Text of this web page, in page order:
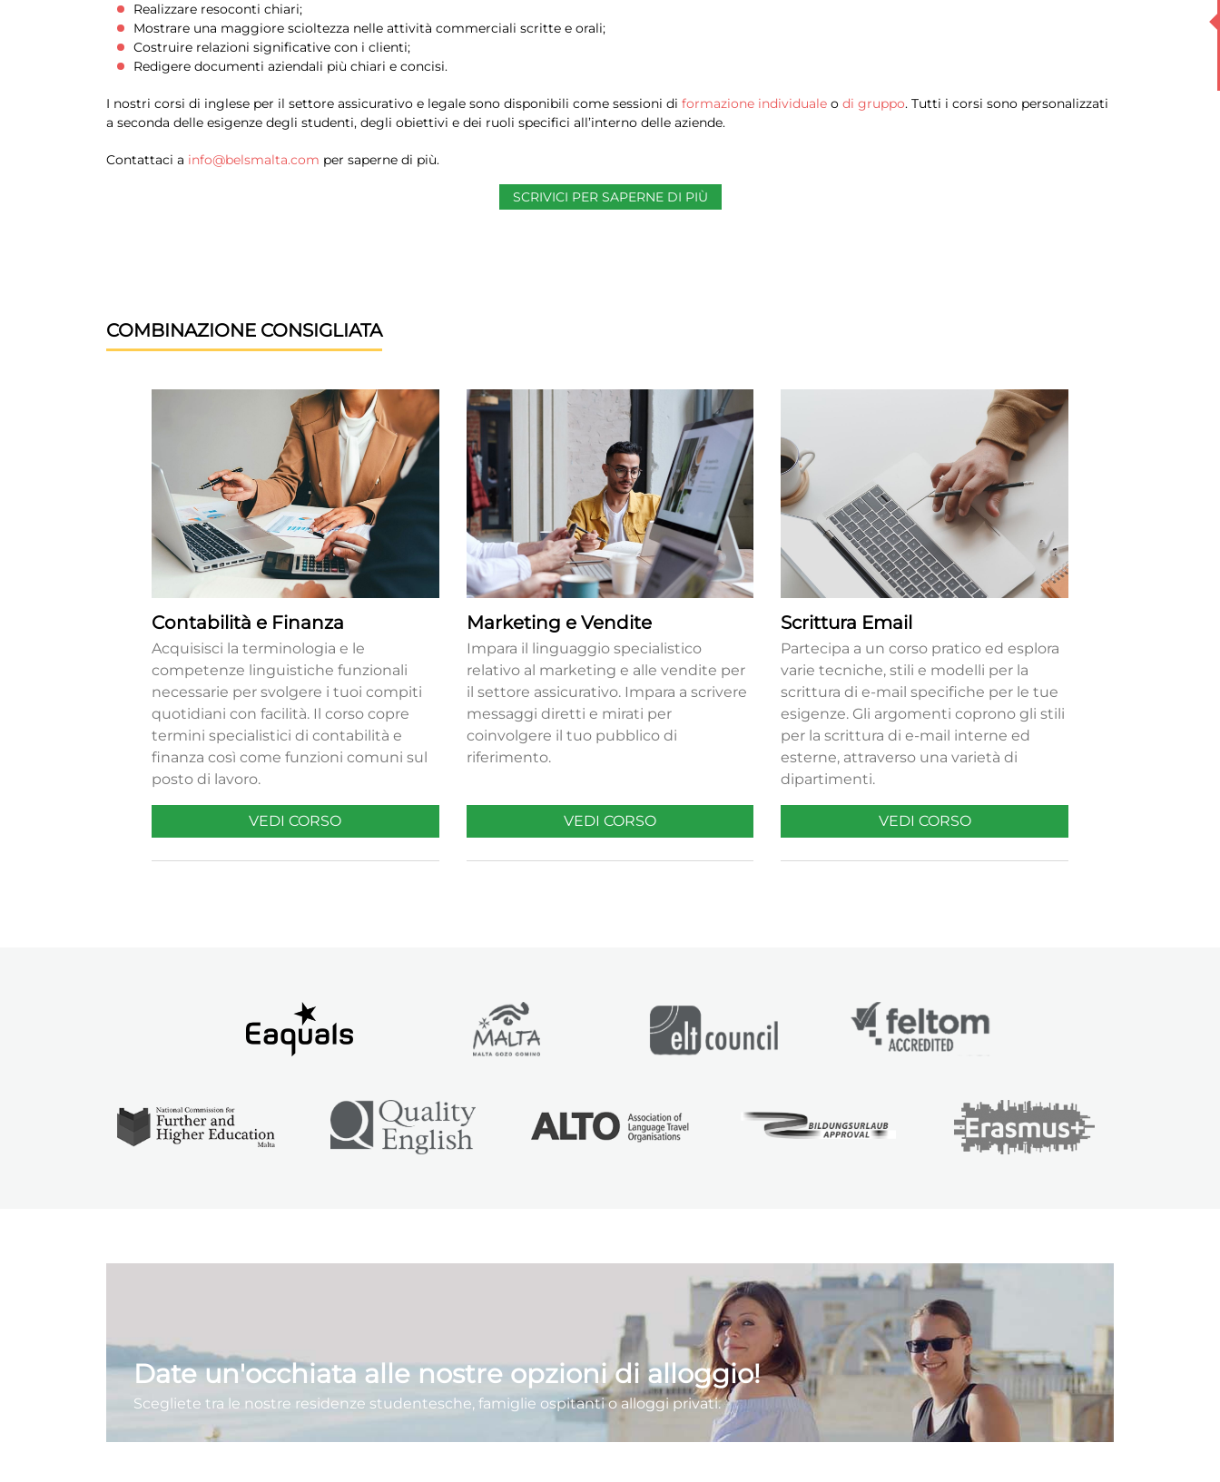
Realizzare resoconti chiari;
Mostrare una maggiore scioltezza nelle attività commerciali scritte e orali;
Costruire relazioni significative con i clienti;
Redigere documenti aziendali più chiari e concisi.
I nostri corsi di inglese per il settore assicurativo e legale sono disponibili come sessioni di formazione individuale o di gruppo. Tutti i corsi sono personalizzati
a seconda delle esigenze degli studenti, degli obiettivi e dei ruoli specifici all’interno delle aziende.
Contattaci a info@belsmalta.com per saperne di più.
SCRIVICI PER SAPERNE DI PIÙ
COMBINAZIONE CONSIGLIATA
Contabilità e Finanza
Acquisisci la terminologia e le
competenze linguistiche funzionali
necessarie per svolgere i tuoi compiti
quotidiani con facilità. Il corso copre
termini specialistici di contabilità e
finanza così come funzioni comuni sul
posto di lavoro.
VEDI CORSO
Marketing e Vendite
Impara il linguaggio specialistico
relativo al marketing e alle vendite per
il settore assicurativo. Impara a scrivere
messaggi diretti e mirati per
coinvolgere il tuo pubblico di
riferimento.
VEDI CORSO
Scrittura Email
Partecipa a un corso pratico ed esplora
varie tecniche, stili e modelli per la
scrittura di e-mail specifiche per le tue
esigenze. Gli argomenti coprono gli stili
per la scrittura di e-mail interne ed
esterne, attraverso una varietà di
dipartimenti.
VEDI CORSO
Date un'occhiata alle nostre opzioni di alloggio!
Scegliete tra le nostre residenze studentesche, famiglie ospitanti o alloggi privati.